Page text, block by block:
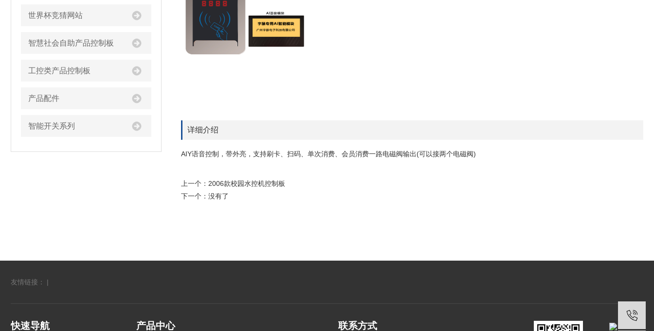
世界杯竞猜网站
智慧社会自助产品控制板
工控类产品控制板
产品配件
智能开关系列 详细介绍
AIY语音控制，带外亮，支持刷卡、扫码、单次消费、会员消费一路电磁阀输出(可以接两个电磁阀)
上一个： 2006款校园水控机控制板
下一个：没有了
友情链接： |
快速导航 产品中心 联系方式